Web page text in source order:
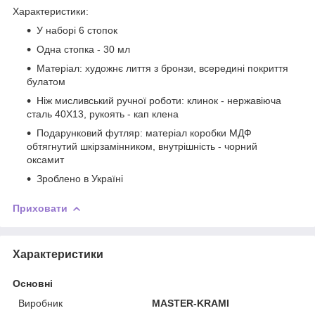
Характеристики:
У наборі 6 стопок
Одна стопка - 30 мл
Матеріал: художнє лиття з бронзи, всередині покриття
булатом
Ніж мисливський ручної роботи: клинок - нержавіюча
сталь 40Х13, рукоять - кап клена
Подарунковий футляр: матеріал коробки МДФ
обтягнутий шкірзамінником, внутрішність - чорний
оксамит
Зроблено в Україні
Приховати
Характеристики
Основні
Виробник
MASTER-KRAMI